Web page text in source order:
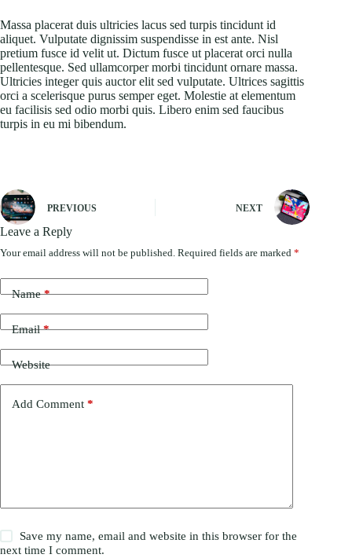
Massa placerat duis ultricies lacus sed turpis tincidunt id
aliquet. Vulputate dignissim suspendisse in est ante. Nisl
pretium fusce id velit ut. Dictum fusce ut placerat orci nulla
pellentesque. Sed ullamcorper morbi tincidunt ornare massa.
Ultricies integer quis auctor elit sed vulputate. Ultrices sagittis
orci a scelerisque purus semper eget. Molestie at elementum
eu facilisis sed odio morbi quis. Libero enim sed faucibus
turpis in eu mi bibendum.
PREVIOUS NEXT
Leave a Reply
Your email address will not be published. Required fields are marked *
Name*
Email*
Website
Add Comment *
Save my name, email and website in this browser for the
next time I comment.